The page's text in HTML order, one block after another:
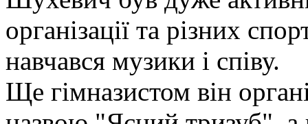
організації та різних
навчався музики і співу.
Ще гімназистом він